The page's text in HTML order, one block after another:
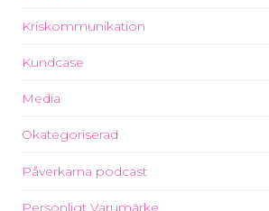
Kriskommunikation
Kundcase
Media
Okategoriserad
Påverkarna podcast
Personligt Varumärke